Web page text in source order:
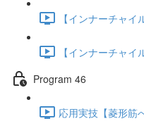
【インナーチャ
【インナーチャ
Program 46
応用実技【菱形筋